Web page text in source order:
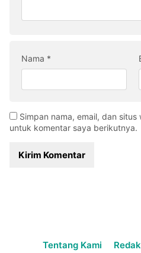
Nama *
Simpan nama, email, dan
untuk komentar saya berikutnya.
Tentang Kami